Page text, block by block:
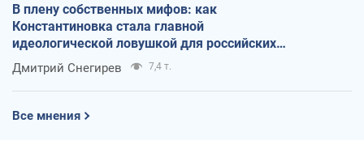
В плену собственных мифов: как
Константиновка стала главной
идеологической ловушкой для российских
оккупантов
Дмитрий Снегирев 7,4 т.
Все мнения